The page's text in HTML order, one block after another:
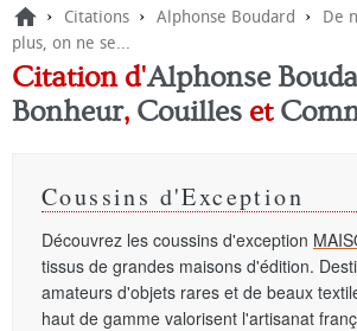
› Citations › Alphonse Boudard ›
De
plus, on ne se...
Citation d'Alphonse
Bonheur, Couilles et
Coussins d'Exception
Découvrez les coussins d'exception
tissus de grandes maisons d'édition.
amateurs d'objets rares et de beaux
haut de gamme valorisent l'artisanat